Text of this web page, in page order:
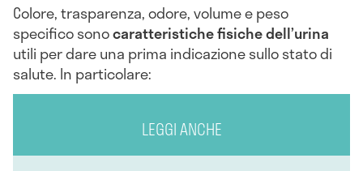
Colore, trasparenza, odore, volume e peso
specifico sonocaratteristiche fisiche dell’urina
utili per dare una prima indicazione sullo stato di
salute. In particolare:
LEGGI ANCHE